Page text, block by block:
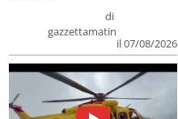
di
gazzettamatin
il 07/08/2026